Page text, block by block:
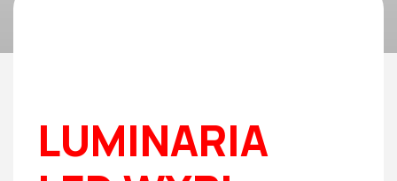
LUMINARIA